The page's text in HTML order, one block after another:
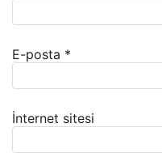
E-posta *
İnternet sitesi